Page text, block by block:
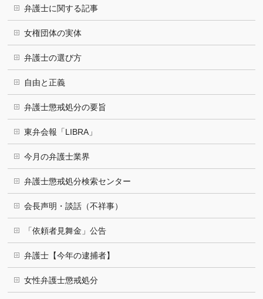
弁護士に関する記事
女権団体の実体
弁護士の選び方
自由と正義
弁護士懲戒処分の要旨
東弁会報「LIBRA」
今月の弁護士業界
弁護士懲戒処分検索センター
会長声明・談話（不祥事）
「依頼者見舞金」公告
弁護士【今年の逮捕者】
女性弁護士懲戒処分